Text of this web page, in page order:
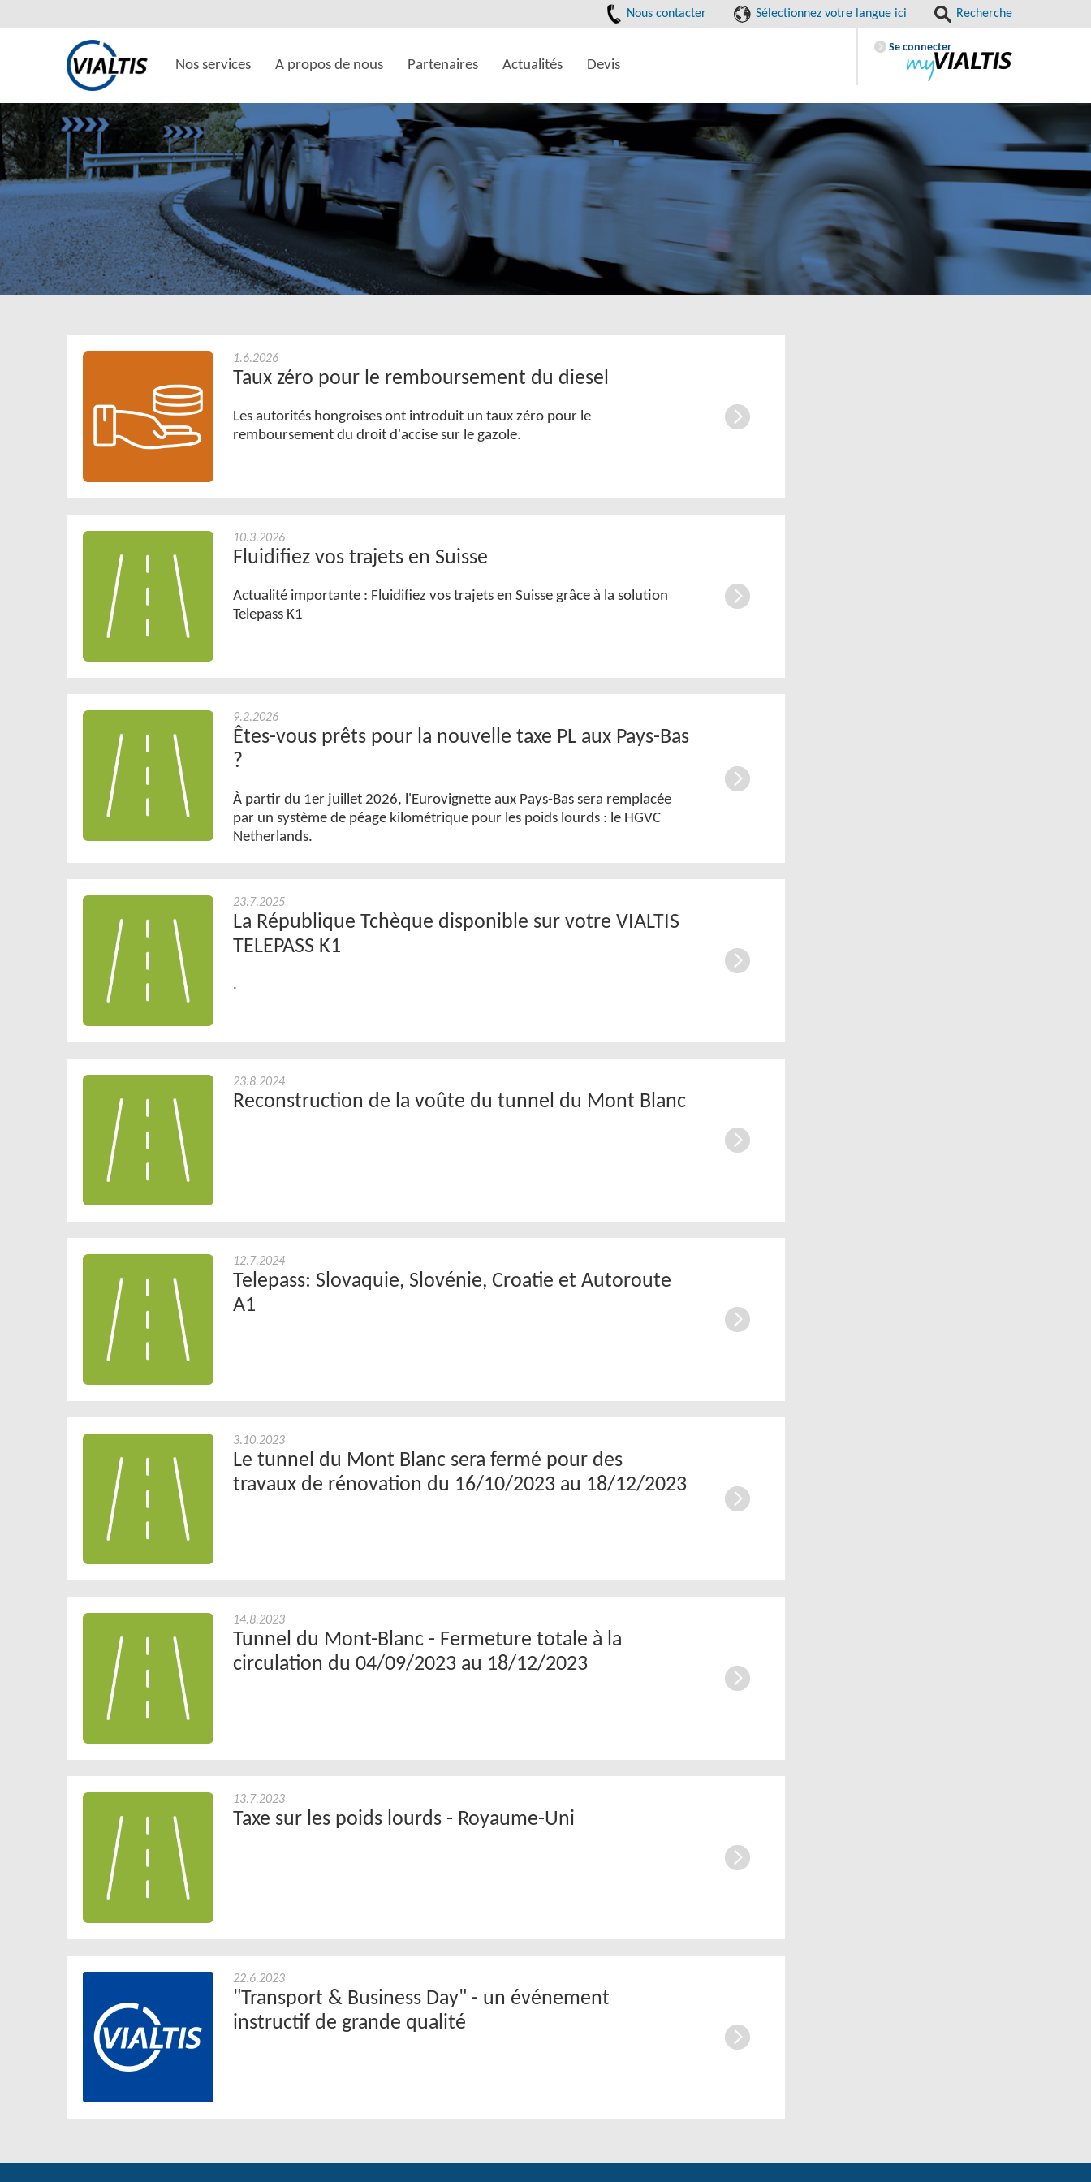
Nous contacter Sélectionnez votre langue ici Recherche
Nos services A propos de nous Partenaires Actualités Devis
Se connecter
1.6.2026
Taux zéro pour le remboursement du diesel
Les autorités hongroises ont introduit un taux zéro pour le
remboursement du droit d'accise sur le gazole.
10.3.2026
Fluidifiez vos trajets en Suisse
Actualité importante : Fluidifiez vos trajets en Suisse grâce à la solution
Telepass K1
9.2.2026
Êtes-vous prêts pour la nouvelle taxe PL aux Pays-Bas
?
À partir du 1er juillet 2026, l'Eurovignette aux Pays-Bas sera remplacée
par un système de péage kilométrique pour les poids lourds : le HGVC
Netherlands.
23.7.2025
La République Tchèque disponible sur votre VIALTIS
TELEPASS K1
.
23.8.2024
Reconstruction de la voûte du tunnel du Mont Blanc
12.7.2024
Telepass: Slovaquie, Slovénie, Croatie et Autoroute
A1
3.10.2023
Le tunnel du Mont Blanc sera fermé pour des
travaux de rénovation du 16/10/2023 au 18/12/2023
14.8.2023
Tunnel du Mont-Blanc - Fermeture totale à la
circulation du 04/09/2023 au 18/12/2023
13.7.2023
Taxe sur les poids lourds - Royaume-Uni
22.6.2023
"Transport & Business Day" - un événement
instructif de grande qualité